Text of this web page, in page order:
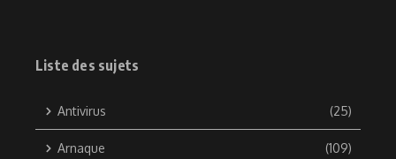
Liste des sujets
Antivirus (25)
Arnaque (109)